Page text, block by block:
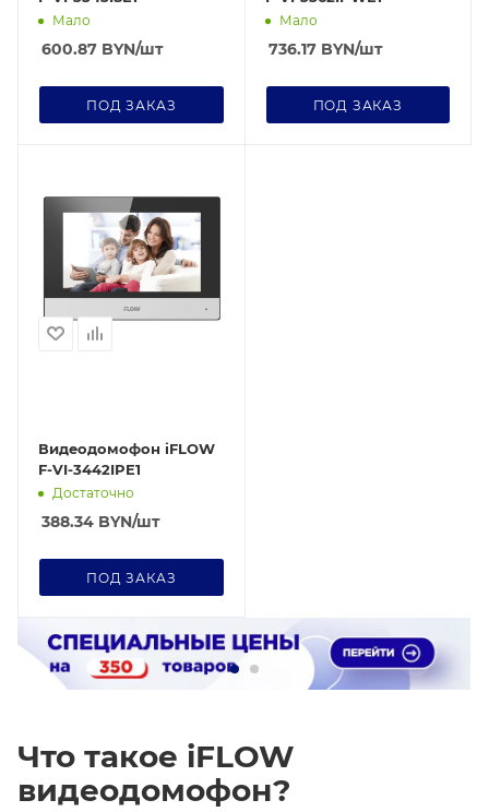
Мало
600.87 BYN/шт
ПОД ЗАКАЗ
Мало
736.17BYN/шт
ПОД ЗАКАЗ
Видеодомофон iFLOW
F-VI-3442IPE1
Достаточно
388.34 BYN/шт
ПОД ЗАКАЗ
Что такое iFLOW
видеодомофон?